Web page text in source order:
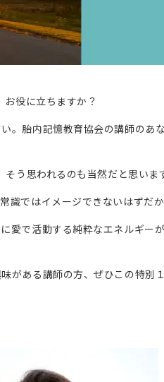
役に立ちますか？
胎内記憶教育協会の講師の
う思われるのも当然だと思いま
ではイメージできないはずだか
で活動する純粋なエネルギ
ある講師の方、ぜひこの特別